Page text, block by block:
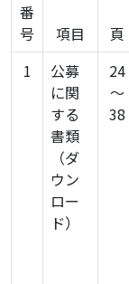
番
号
項目 頁
1
公募
に関
する
書類
（ダ
ウン
ロー
ド）
24
～
38